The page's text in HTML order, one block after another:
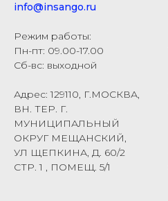
info@insango.ru
Режим работы:
Пн-пт: 09.00-17.00
Сб-вс: выходной
Адрес: 129110, Г.МОСКВА,
ВН. ТЕР. Г.
МУНИЦИПАЛЬНЫЙ
ОКРУГ МЕЩАНСКИЙ,
УЛ ЩЕПКИНА, Д. 60/2
СТР. 1 , ПОМЕЩ. 5/1